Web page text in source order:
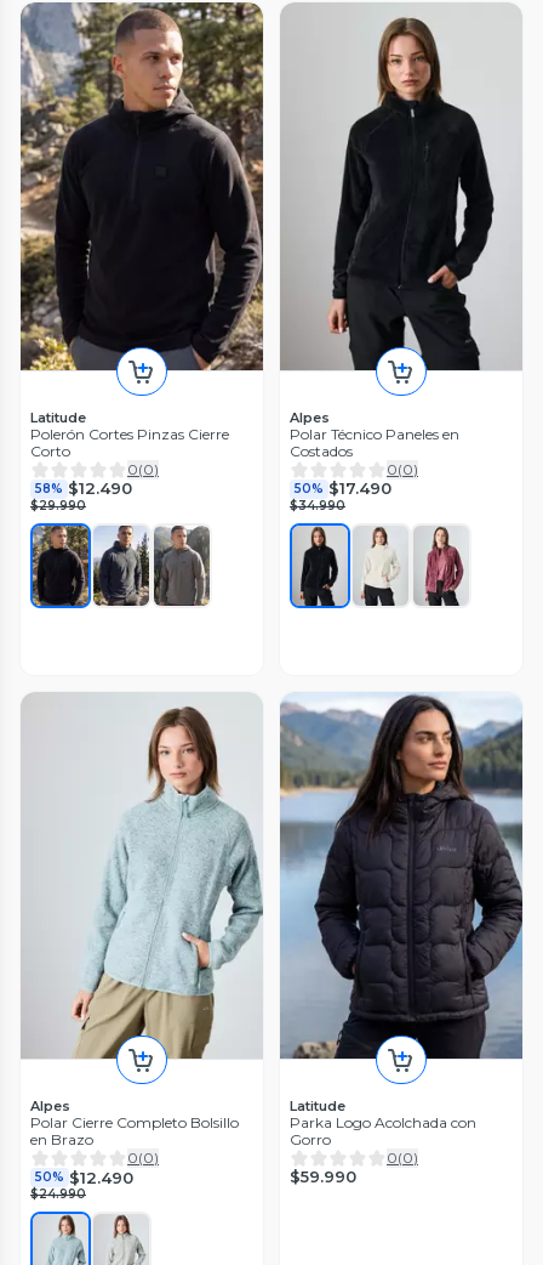
Latitude
Polerón Cortes Pinzas Cierre
Corto
0(0)
58% $12.490
$29.990
Alpes
Polar Técnico Paneles en
Costados
0(0)
50% $17.490
$34.990
Alpes
Polar Cierre Completo Bolsillo
en Brazo
0(0)
50% $12.490
$24.990
Latitude
Parka Logo Acolchada con
Gorro
0(0)
$59.990